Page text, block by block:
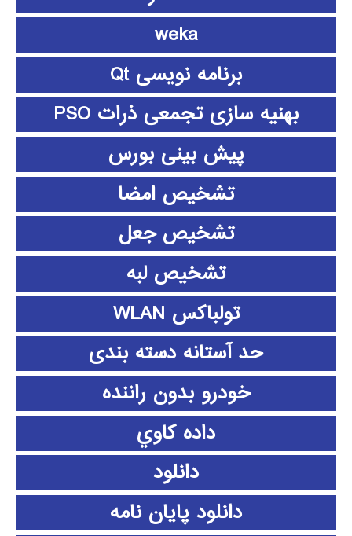
weka
برنامه نویسی Qt
بهنیه سازی تجمعی ذرات PSO
پیش بینی بورس
تشخیص امضا
تشخیص جعل
تشخیص لبه
تولباکس WLAN
حد آستانه دسته بندی
خودرو بدون راننده
داده كاوي
دانلود
دانلود پايان نامه